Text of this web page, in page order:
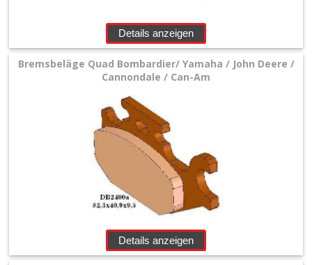
Details anzeigen
Bremsbeläge Quad Bombardier/ Yamaha / John Deere /
Cannondale / Can-Am
Details anzeigen